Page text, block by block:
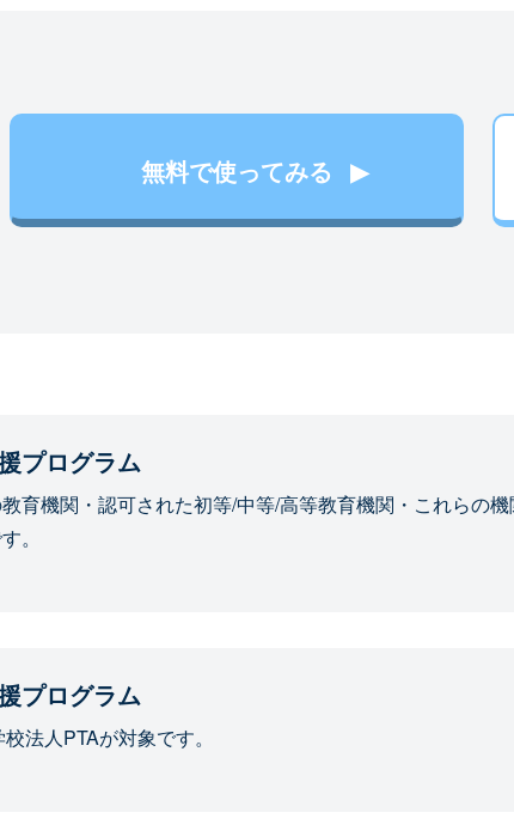
無料で使ってみる
プログラム
育機関・認可された初等/中等/高等教育機関・これらの
。
プログラム
法人PTAが対象です。